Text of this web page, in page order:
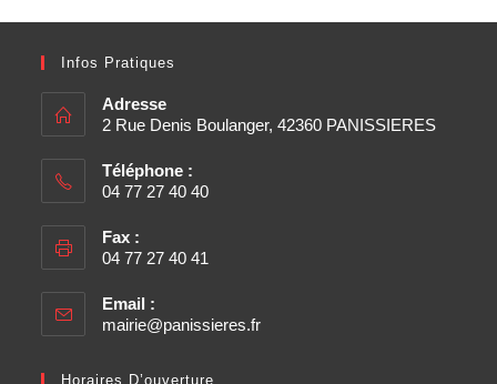
Infos Pratiques
Adresse
2 Rue Denis Boulanger, 42360 PANISSIERES
Téléphone :
04 77 27 40 40
Fax :
04 77 27 40 41
Email :
mairie@panissieres.fr
Horaires D’ouverture